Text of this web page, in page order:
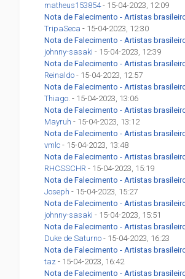
matheus153854- 15-04-2023, 12:09
Nota de Falecimento - Artistas
TripaSeca - 15-04-2023, 12:30
Nota de Falecimento - Artistas
johnny-sasaki - 15-04-2023, 12:39
Nota de Falecimento - Artistas
Reinaldo - 15-04-2023, 12:57
Nota de Falecimento - Artistas
Thiago. - 15-04-2023, 13:06
Nota de Falecimento - Artistas
Mayruh - 15-04-2023, 13:12
Nota de Falecimento - Artistas
vmlc - 15-04-2023, 13:48
Nota de Falecimento - Artistas
RHCSSCHR - 15-04-2023, 15:19
Nota de Falecimento - Artistas
Joseph - 15-04-2023, 15:27
Nota de Falecimento - Artistas
johnny-sasaki - 15-04-2023, 15:51
Nota de Falecimento - Artistas
Duke de Saturno - 15-04-2023, 16:23
Nota de Falecimento - Artistas
taz - 15-04-2023, 16:42
Nota de Falecimento - Artistas